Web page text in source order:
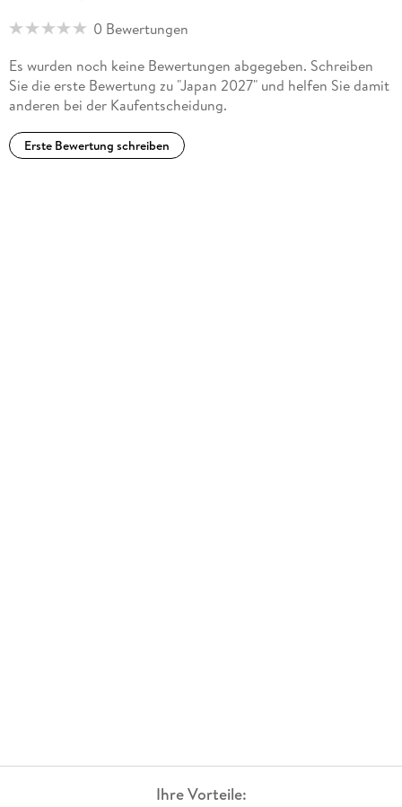
0 Bewertungen
Es wurden noch keine Bewertungen abgegeben. Schreiben
Sie die erste Bewertung zu "Japan 2027" und helfen Sie damit
anderen bei der Kaufentscheidung.
Erste Bewertung schreiben
Ihre Vorteile: